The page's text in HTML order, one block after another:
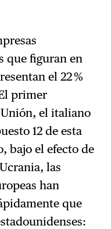
que figuran en
el 22 %
primer
el italiano
12 de esta
bajo el efecto de
las
han
que